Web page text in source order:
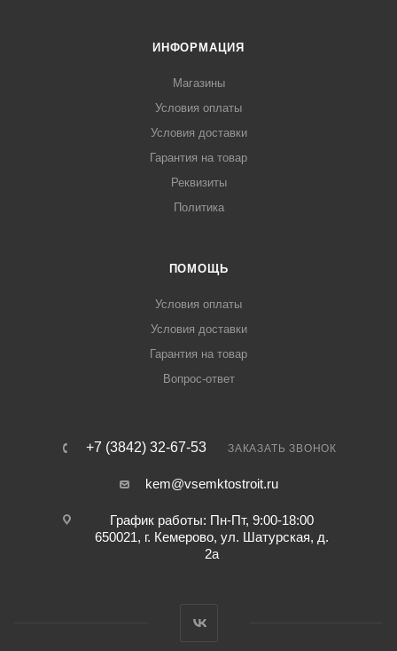
ИНФОРМАЦИЯ
Магазины
Условия оплаты
Условия доставки
Гарантия на товар
Реквизиты
Политика
ПОМОЩЬ
Условия оплаты
Условия доставки
Гарантия на товар
Вопрос-ответ
+7 (3842) 32-67-53 ЗАКАЗАТЬ ЗВОНОК
kem@vsemktostroit.ru
График работы: Пн-Пт, 9:00-18:00
650021, г. Кемерово, ул. ​Шатурская, д.
2а